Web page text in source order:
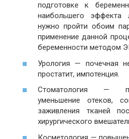
подготовке к
наибольшего эффекта
нужно пройти обоим
применение данной
беременности методом
Урология — почечная
простатит, импотенция.
Стоматология —
уменьшение отеков,
заживления тканей
хирургического